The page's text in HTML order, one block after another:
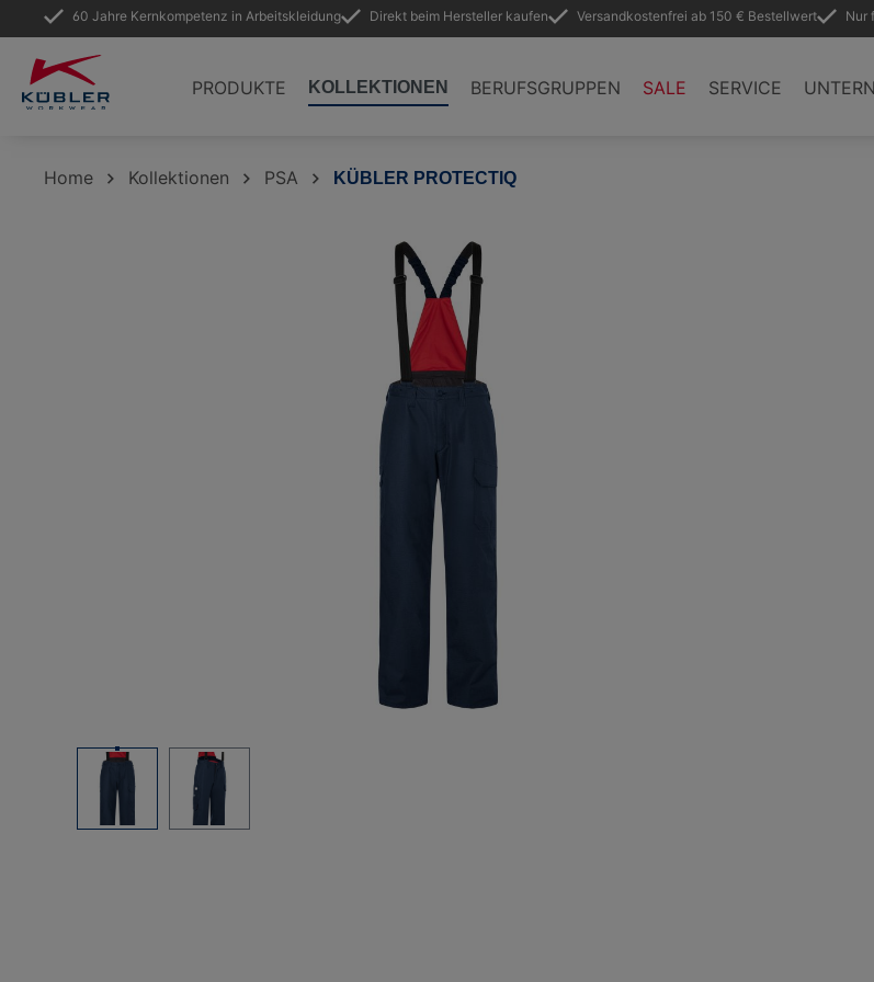
Zur Hauptnavigation springen
60 Jahre Kernkompetenz in Arbeitskleidung Direkt beim Hersteller kaufen Versandkostenfrei ab 150 € Bestellwert Nur
PRODUKTE KOLLEKTIONEN BERUFSGRUPPEN SALE SERVICE
Home Kollektionen PSA KÜBLER PROTECTIQ